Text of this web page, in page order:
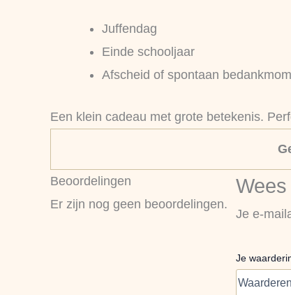
Juffendag
Einde schooljaar
Afscheid of spontaan
Een klein cadeau met grote betekenis.
Beoordelingen
Er zijn nog geen beoordelingen.
Je e-
Je